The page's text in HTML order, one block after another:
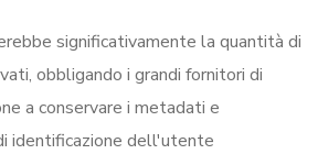
significativamente la quantità di
obbligando i grandi fornitori di
a conservare i metadati e
identificazione dell'utente